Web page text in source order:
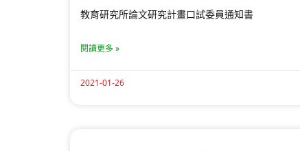
教育研究所論文研究計畫口試委員通知書
閱讀更多 »
2021-01-26